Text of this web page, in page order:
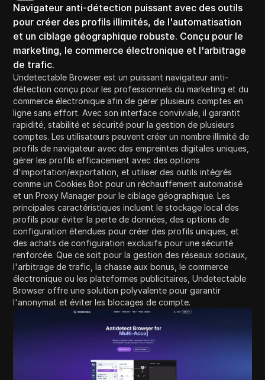
Navigateur anti-détection puissant avec des outils
pour créer des profils illimités, de l'automatisation
et un ciblage géographique robuste. Conçu pour le
marketing, le commerce électronique et l'arbitrage
de trafic.
Undetectable Browser est un puissant navigateur anti-
détection conçu pour les professionnels du marketing et du
commerce électronique afin de gérer plusieurs comptes en
ligne sans effort. Avec son interface conviviale, il garantit
rapidité, stabilité et sécurité pour la gestion de plusieurs
comptes. Les utilisateurs peuvent créer un nombre illimité de
profils de navigateur avec des empreintes digitales uniques,
gérer les profils efficacement avec des options
d'importation/exportation, et utiliser des outils intégrés
comme un Cookies Bot pour un réchauffement automatisé
et un Proxy Manager pour le ciblage géographique. Les
principales caractéristiques incluent le stockage local des
profils pour éviter la perte de données, des options de
configuration étendues pour créer des profils uniques, et
des achats de configuration exclusifs pour une sécurité
renforcée. Que ce soit pour la gestion des réseaux sociaux,
l'arbitrage de trafic, la chasse aux bonus, le commerce
électronique ou les plateformes publicitaires, Undetectable
Browser offre une solution polyvalente pour garantir
l'anonymat et éviter les blocages de compte.